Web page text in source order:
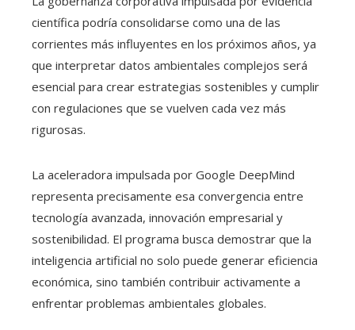
científica podría consolidarse como una de las
corrientes más influyentes en los próximos años, ya
que interpretar datos ambientales complejos será
esencial para crear estrategias sostenibles y cumplir
con regulaciones que se vuelven cada vez más
rigurosas.
La aceleradora impulsada por Google DeepMind
representa precisamente esa convergencia entre
tecnología avanzada, innovación empresarial y
sostenibilidad. El programa busca demostrar que la
inteligencia artificial no solo puede generar eficiencia
económica, sino también contribuir activamente a
enfrentar problemas ambientales globales.